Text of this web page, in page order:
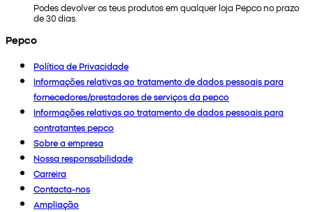
Podes devolver os teus produtos em qualquer loja Pepco no prazo
de 30 dias.
Pepco
Política de Privacidade
Informações relativas ao tratamento de dados pessoais para
fornecedores/prestadores de serviços da pepco
Informações relativas ao tratamento de dados pessoais para
contratantes pepco
Sobre a empresa
Nossa responsabilidade
Carreira
Contacta-nos
Ampliação